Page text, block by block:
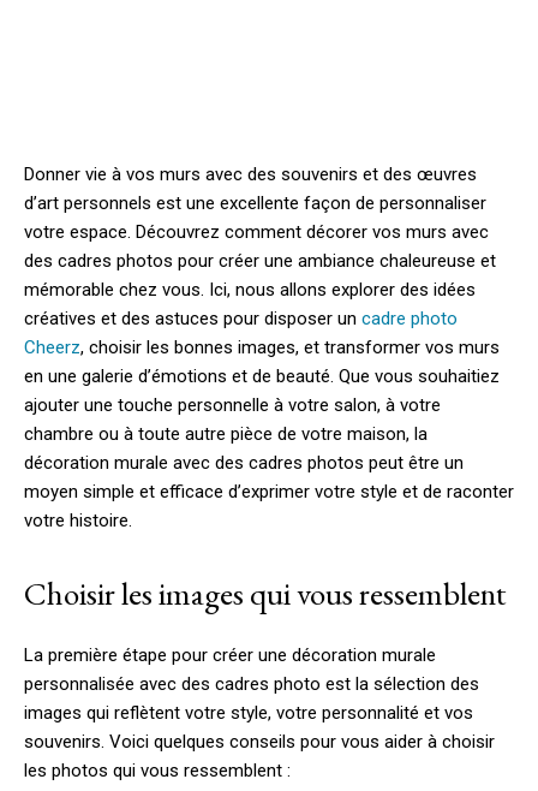
Donner vie à vos murs avec des souvenirs et des œuvres
d’art personnels est une excellente façon de personnaliser
votre espace. Découvrez comment décorer vos murs avec
des cadres photos pour créer une ambiance chaleureuse et
mémorable chez vous. Ici, nous allons explorer des idées
créatives et des astuces pour disposer un cadre photo
Cheerz, choisir les bonnes images, et transformer vos murs
en une galerie d’émotions et de beauté. Que vous souhaitiez
ajouter une touche personnelle à votre salon, à votre
chambre ou à toute autre pièce de votre maison, la
décoration murale avec des cadres photos peut être un
moyen simple et efficace d’exprimer votre style et de raconter
votre histoire.
Choisir les images qui vous ressemblent
La première étape pour créer une décoration murale
personnalisée avec des cadres photo est la sélection des
images qui reflètent votre style, votre personnalité et vos
souvenirs. Voici quelques conseils pour vous aider à choisir
les photos qui vous ressemblent :